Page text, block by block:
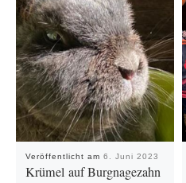
Veröffentlicht am 6. Juni 2023
Krümel auf Burgnagezahn